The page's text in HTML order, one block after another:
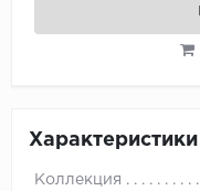
Характеристики
Коллекция